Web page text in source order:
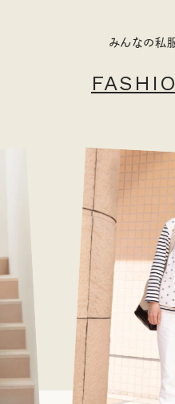
みんなの私